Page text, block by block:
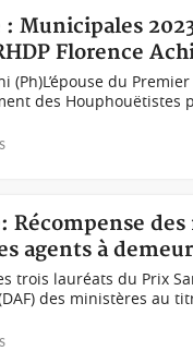
Municipales
Florence
(Ph)L’épouse du
des Houphouëtistes
des
agents à
trois lauréats du Prix
des ministères au